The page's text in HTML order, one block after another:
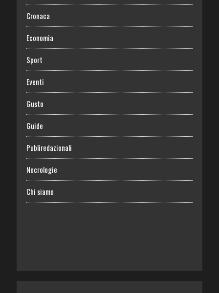
Cronaca
Economia
Sport
Eventi
Gusto
Guide
Publiredazionali
Necrologie
Chi siamo